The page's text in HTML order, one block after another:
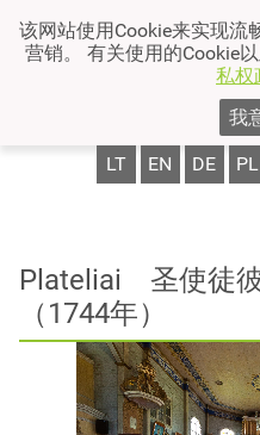
该网站使用Cookie来实现流
营销。 有关使用的Cookie
私权
我
LT EN DE PL
Plateliai 圣使徒
（1744年）